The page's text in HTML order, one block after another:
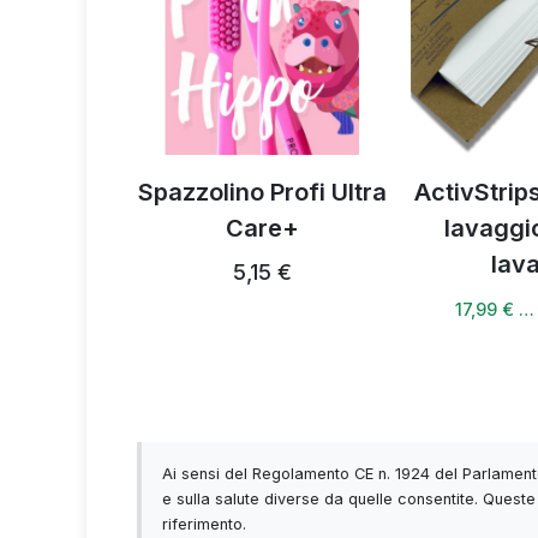
Spazzolino Profi Ultra
Care+
5,15 €
17,99 € …
Ai sensi del Regolamento CE n. 1924 del
e sulla salute diverse da quelle consentite.
riferimento.